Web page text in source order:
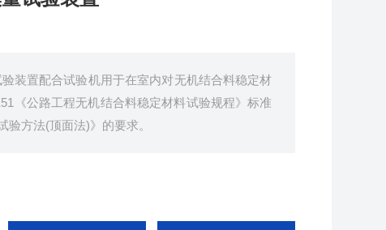
装置配合试验机用于在室内对无机结合料稳定材
《公路工程无机结合料稳定材料试验规程》标准
方法(顶面法)》的要求。